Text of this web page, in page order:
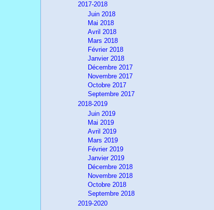
2017-2018
Juin 2018
Mai 2018
Avril 2018
Mars 2018
Février 2018
Janvier 2018
Décembre 2017
Novembre 2017
Octobre 2017
Septembre 2017
2018-2019
Juin 2019
Mai 2019
Avril 2019
Mars 2019
Février 2019
Janvier 2019
Décembre 2018
Novembre 2018
Octobre 2018
Septembre 2018
2019-2020